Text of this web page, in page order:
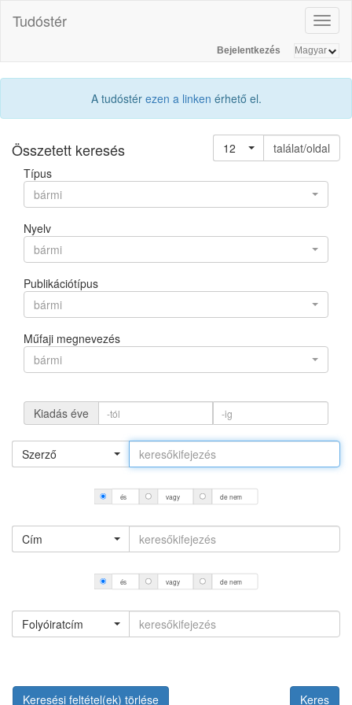
Tudóstér
Bejelentkezés
A tudóstér ezen a linken érhető el.
Összetett keresés 12
találat/oldal
Típus
bármi
Nyelv
bármi
Publikációtípus
bármi
Műfaji megnevezés
bármi
Kiadás éve
Szerző
és vagy de nem
Cím
és vagy de nem
Folyóiratcím
Keresési feltétel(ek) törlése